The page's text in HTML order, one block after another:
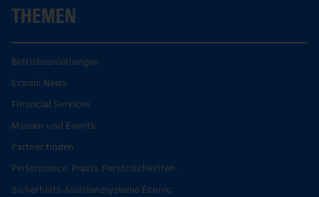
THEMEN
Betriebsanleitungen
Econic News
Financial Services
Messen und Events
Partner finden
Performance. Praxis. Persönlichkeiten.
Sicherheits-Assistenzsysteme Econic